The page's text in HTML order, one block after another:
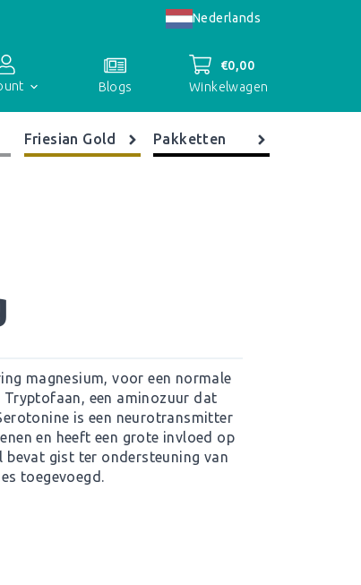
Nederlands
Blogs
€0,00
Winkelwagen
Friesian Gold Pakketten
magnesium, voor een normale
Tryptofaan, een aminozuur dat
is een neurotransmitter
en heeft een grote invloed op
bevat gist ter ondersteuning van
toegevoegd.